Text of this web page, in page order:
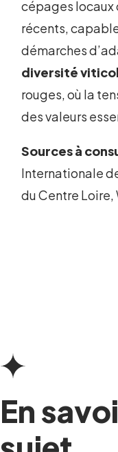
cépages locaux
récents,
démarches
diversité
rouges, où la
des valeurs
Sources à
Internationale
du Centre Loire,
En